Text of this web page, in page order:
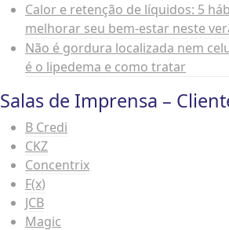
Calor e retenção de líquidos: 5
melhorar seu bem-estar neste
Não é gordura localizada nem
é o lipedema e como tratar
Salas de Imprensa –
B Credi
CKZ
Concentrix
F(x)
JCB
Magic